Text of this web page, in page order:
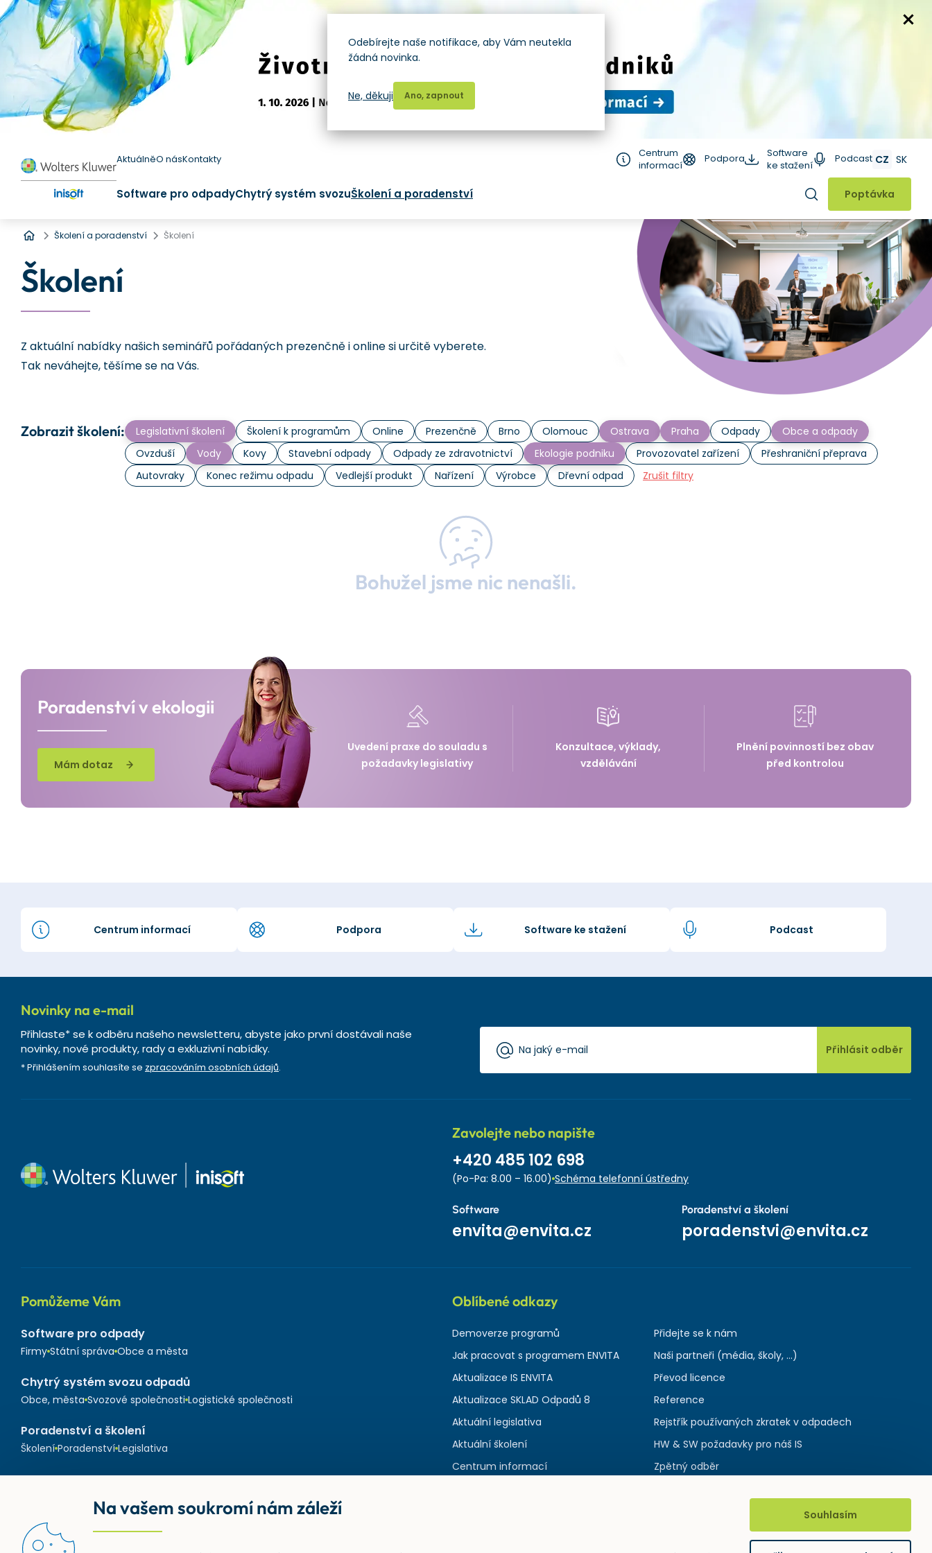
AktuálněO násKontakty
Centrum
informací
Podpora
Software
ke stažení
Podcast CZ SK
Software pro odpadyChytrý systém svozuŠkolení a poradenství Hledat
Poptávka
Úvod
Školení a poradenství Školení
Školení
Z aktuální nabídky našich seminářů pořádaných prezenčně i online si určitě vyberete.
Tak neváhejte, těšíme se na Vás.
Zobrazit školení: Legislativní školení Školení k programům Online Prezenčně Brno Olomouc Ostrava Praha Odpady
Obce a odpady
Ovzduší
Vody Kovy Stavební odpady Odpady ze zdravotnictví Ekologie podniku Provozovatel zařízení
Přeshraniční přeprava
Autovraky
Konec režimu odpadu Vedlejší produkt Nařízení Výrobce Dřevní odpad Zrušit filtry
Bohužel jsme nic nenašli.
Poradenství v ekologii
Mám dotaz
Uvedení praxe do souladu s
požadavky legislativy
Konzultace, výklady,
vzdělávání
Plnění povinností bez obav
před kontrolou
Centrum informací Podpora Software ke stažení Podcast
Novinky na e-mail
Přihlaste* se k odběru našeho newsletteru, abyste jako první dostávali naše
novinky, nové produkty, rady a exkluzivní nabídky.
* Přihlášením souhlasíte se zpracováním osobních údajů.
Přihlásit odběr
Zavolejte nebo napište
+420 485 102 698
(Po-Pa: 8.00 – 16.00) Schéma telefonní ústředny
Software
envita@envita.cz
Poradenství a školení
poradenstvi@envita.cz
Pomůžeme Vám
Software pro odpady
Firmy Státní správa Obce a města
Chytrý systém svozu odpadů
Obce, města Svozové společnosti Logistické společnosti
Poradenství a školení
Školení Poradenství Legislativa
Oblíbené odkazy
Demoverze programů
Jak pracovat s programem ENVITA
Aktualizace IS ENVITA
Aktualizace SKLAD Odpadů 8
Aktuální legislativa
Aktuální školení
Centrum informací
Přidejte se k nám
Naši partneři (média, školy, ...)
Převod licence
Reference
Rejstřík používaných zkratek v odpadech
HW & SW požadavky pro náš IS
Zpětný odběr
Odebírejte naše notifikace, aby Vám neutekla
žádná novinka.
Ano, zapnout
Ne, děkuji
Na vašem soukromí nám záleží Souhlasím